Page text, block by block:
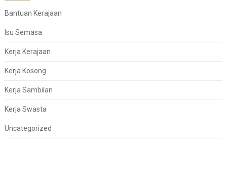
Bantuan Kerajaan
Isu Semasa
Kerja Kerajaan
Kerja Kosong
Kerja Sambilan
Kerja Swasta
Uncategorized